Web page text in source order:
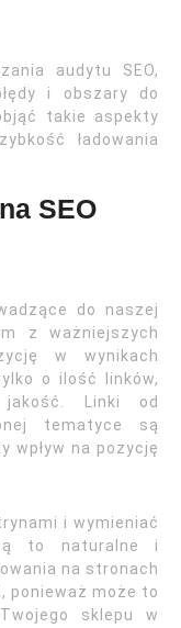
audytu SEO,
i obszary do
takie aspekty
ładowania
SEO
do naszej
z ważniejszych
w wynikach
o ilość linków,
Linki od
tematyce są
wpływ na pozycję
i wymieniać
to naturalne i
na stronach
ponieważ może to
sklepu w